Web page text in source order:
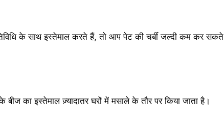
के साथ इस्तेमाल करते हैं, तो आप पेट की चर्बी जल्दी कम कर सकते
का इस्तेमाल ज़्यादातर घरों में मसाले के तौर पर किया जाता है।